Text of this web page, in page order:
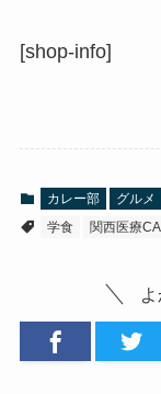
[shop-info]
カレー部 グルメ
学食
関西医療